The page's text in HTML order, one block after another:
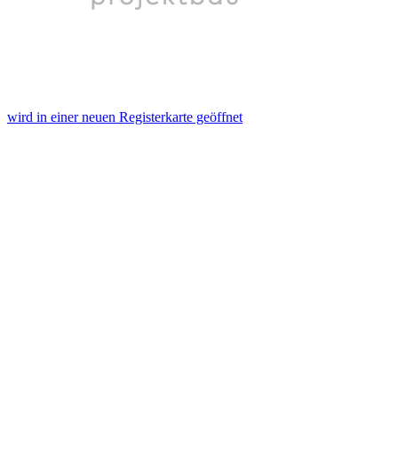
wird in einer neuen Registerkarte geöffnet